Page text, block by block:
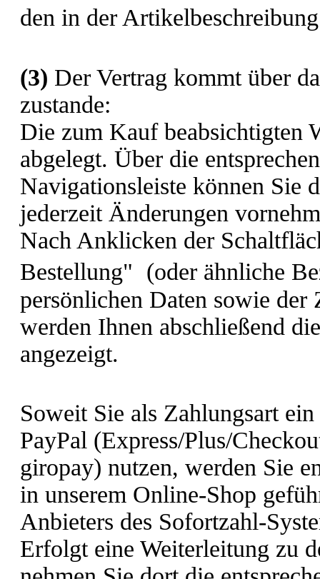
den in der
(3) Der Vertrag kommt über
zustande:
Die zum Kauf beabsichtigten
abgelegt. Über die
Navigationsleiste können Sie
jederzeit Änderungen
Nach Anklicken der
Bestellung" (oder ähnliche
persönlichen Daten sowie der
werden Ihnen abschließend
angezeigt.
Soweit Sie als Zahlungsart
PayPal (Express/Plus/
giropay) nutzen, werden Sie
in unserem Online-Shop
Anbieters des Sofortzahl-
Erfolgt eine Weiterleitung zu